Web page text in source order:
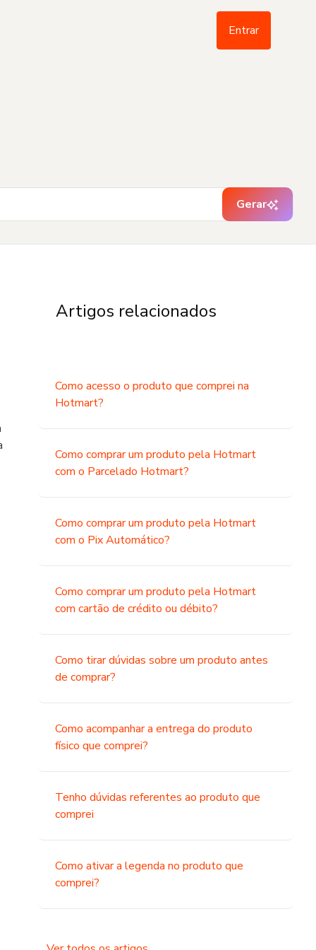
Entrar
Gerar
Artigos relacionados
Como acesso o produto que comprei na
Hotmart?
Como comprar um produto pela Hotmart
com o Parcelado Hotmart?
Como comprar um produto pela Hotmart
com o Pix Automático?
Como comprar um produto pela Hotmart
com cartão de crédito ou débito?
Como tirar dúvidas sobre um produto antes
de comprar?
Como acompanhar a entrega do produto
físico que comprei?
Tenho dúvidas referentes ao produto que
comprei
Como ativar a legenda no produto que
comprei?